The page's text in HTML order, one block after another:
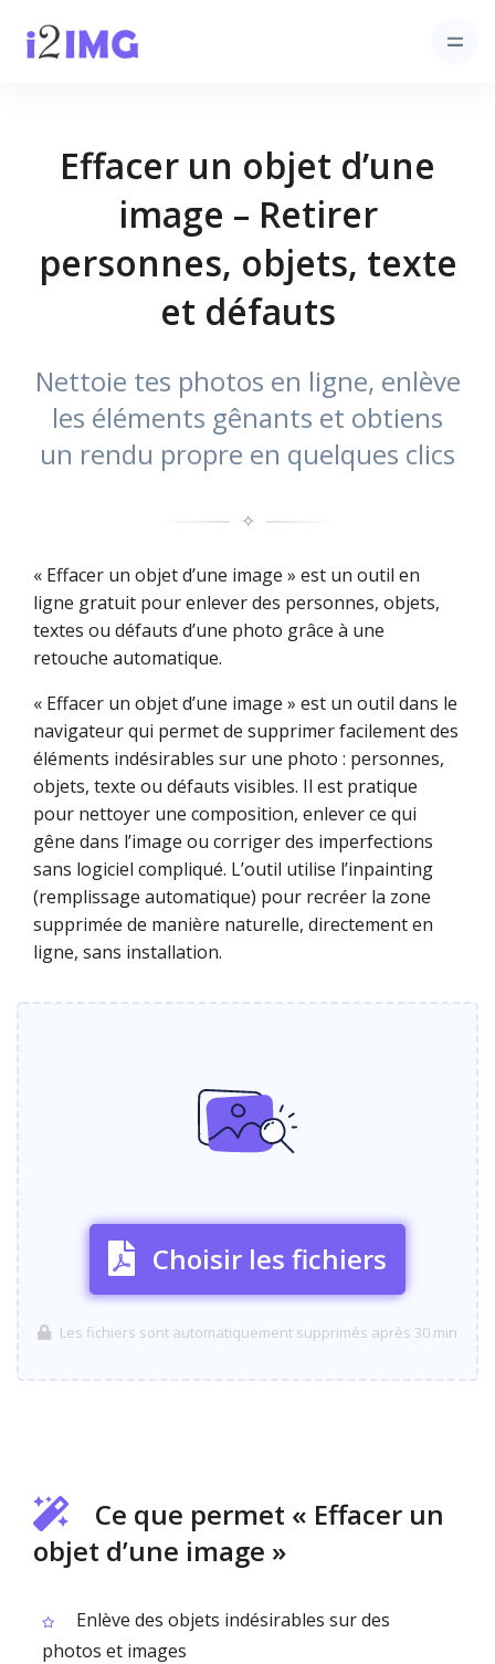
Effacer un objet d’une
image – Retirer
personnes, objets, texte
et défauts
Nettoie tes photos en ligne, enlève
les éléments gênants et obtiens
un rendu propre en quelques clics
✧
« Effacer un objet d’une image » est un outil en
ligne gratuit pour enlever des personnes, objets,
textes ou défauts d’une photo grâce à une
retouche automatique.
« Effacer un objet d’une image » est un outil dans le
navigateur qui permet de supprimer facilement des
éléments indésirables sur une photo : personnes,
objets, texte ou défauts visibles. Il est pratique
pour nettoyer une composition, enlever ce qui
gêne dans l’image ou corriger des imperfections
sans logiciel compliqué. L’outil utilise l’inpainting
(remplissage automatique) pour recréer la zone
supprimée de manière naturelle, directement en
ligne, sans installation.
Choisir les fichiers
Les fichiers sont automatiquement supprimés après 30 min
Ce que permet « Effacer un
objet d’une image »
Enlève des objets indésirables sur des
photos et images